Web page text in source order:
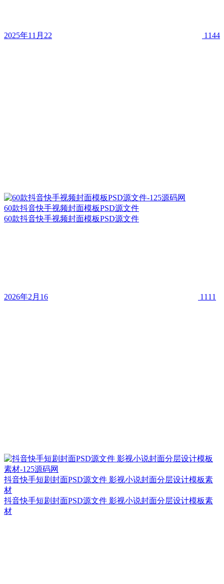
2025年11月22 1144
60款抖音快手视频封面模板PSD源文件
60款抖音快手视频封面模板PSD源文件
2026年2月16 1111
抖音快手短剧封面PSD源文件 影视小说封面分层设计模板素
材
抖音快手短剧封面PSD源文件 影视小说封面分层设计模板素
材